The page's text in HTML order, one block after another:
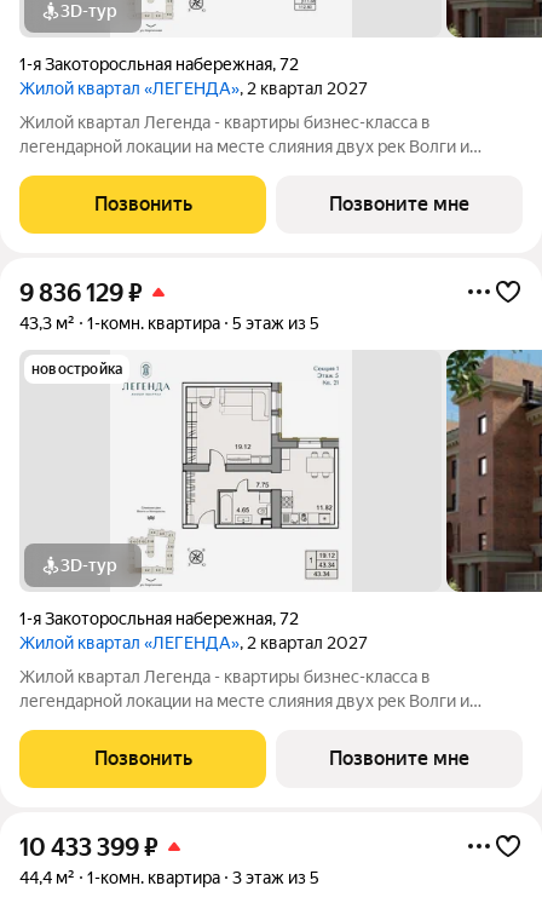
3D-тур
1-я Закоторосльная набережная,72
Жилой квартал «ЛЕГЕНДА», 2 квартал 2027
Жилой квартал Легенда - квартиры бизнес-класса в
легендарной локации на месте слияния двух рек Волги и
граничит с природным парком на
Позвонить Позвоните мне
9 836 129₽
43,3 м² 1-комн. квартира 5 этаж из 5
новостройка
3D-тур
1-я Закоторосльная набережная,72
Жилой квартал «ЛЕГЕНДА», 2 квартал 2027
Жилой квартал Легенда - квартиры бизнес-класса в
легендарной локации на месте слияния двух рек Волги и
граничит с природным парком на
Позвонить Позвоните мне
10 433 399₽
44,4 м² 1-комн. квартира 3 этаж из 5